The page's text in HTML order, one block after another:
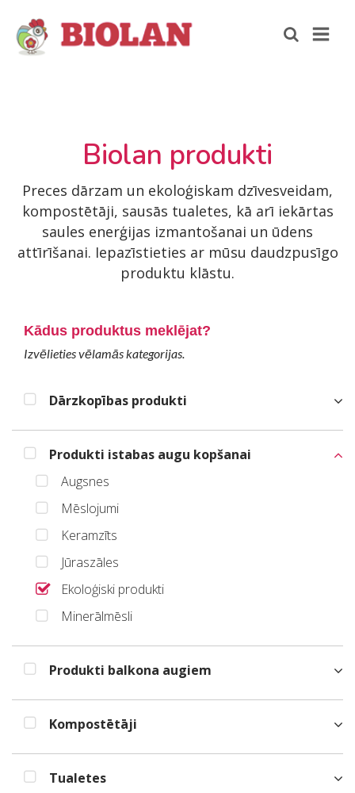
Biolan produkti
Preces dārzam un ekoloģiskam dzīvesveidam,
kompostētāji, sausās tualetes, kā arī iekārtas
saules enerģijas izmantošanai un ūdens
attīrīšanai. Iepazīstieties ar mūsu daudzpusīgo
produktu klāstu.
Kādus produktus meklējat?
Izvēlieties vēlamās kategorijas.
Dārzkopības produkti
Produkti istabas augu kopšanai
Augsnes
Mēslojumi
Keramzīts
Jūraszāles
Ekoloģiski produkti
Minerālmēsli
Produkti balkona augiem
Kompostētāji
Tualetes